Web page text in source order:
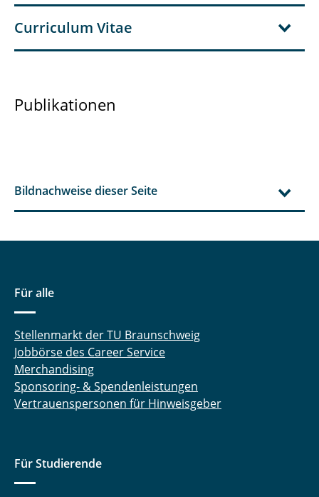
Curriculum Vitae
Publikationen
Bildnachweise dieser Seite
Für alle
Stellenmarkt der TU Braunschweig
Jobbörse des Career Service
Merchandising
Sponsoring- & Spendenleistungen
Vertrauenspersonen für Hinweisgeber
Für Studierende